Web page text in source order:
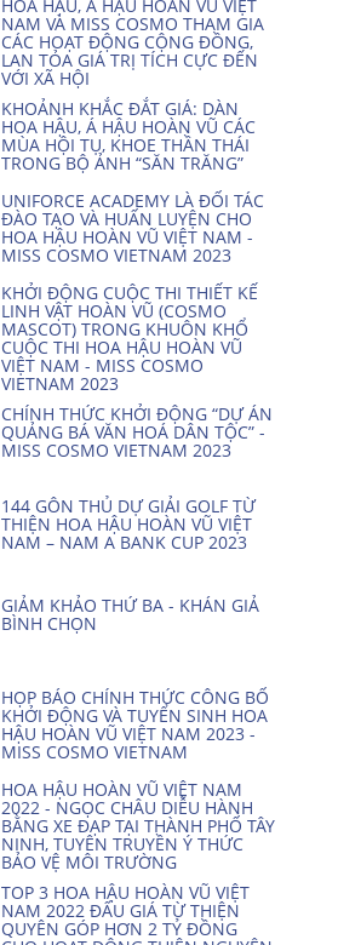
HOA HẬU, Á HẬU HOÀN VŨ VIỆT
NAM VÀ MISS COSMO THAM GIA
CÁC HOẠT ĐỘNG CỘNG ĐỒNG,
LAN TỎA GIÁ TRỊ TÍCH CỰC ĐẾN
VỚI XÃ HỘI
KHOẢNH KHẮC ĐẮT GIÁ: DÀN
HOA HẬU, Á HẬU HOÀN VŨ CÁC
MÙA HỘI TỤ, KHOE THẦN THÁI
TRONG BỘ ẢNH “SĂN TRĂNG”
UNIFORCE ACADEMY LÀ ĐỐI TÁC
ĐÀO TẠO VÀ HUẤN LUYỆN CHO
HOA HẬU HOÀN VŨ VIỆT NAM -
MISS COSMO VIETNAM 2023
KHỞI ĐỘNG CUỘC THI THIẾT KẾ
LINH VẬT HOÀN VŨ (COSMO
MASCOT) TRONG KHUÔN KHỔ
CUỘC THI HOA HẬU HOÀN VŨ
VIỆT NAM - MISS COSMO
VIETNAM 2023
CHÍNH THỨC KHỞI ĐỘNG “DỰ ÁN
QUẢNG BÁ VĂN HOÁ DÂN TỘC” -
MISS COSMO VIETNAM 2023
144 GÔN THỦ DỰ GIẢI GOLF TỪ
THIỆN HOA HẬU HOÀN VŨ VIỆT
NAM – NAM A BANK CUP 2023
GIẢM KHẢO THỨ BA - KHÁN GIẢ
BÌNH CHỌN
HỌP BÁO CHÍNH THỨC CÔNG BỐ
KHỞI ĐỘNG VÀ TUYỂN SINH HOA
HẬU HOÀN VŨ VIỆT NAM 2023 -
MISS COSMO VIETNAM
HOA HẬU HOÀN VŨ VIỆT NAM
2022 - NGỌC CHÂU DIỄU HÀNH
BẰNG XE ĐẠP TẠI THÀNH PHỐ TÂY
NINH, TUYÊN TRUYỀN Ý THỨC
BẢO VỆ MÔI TRƯỜNG
TOP 3 HOA HẬU HOÀN VŨ VIỆT
NAM 2022 ĐẤU GIÁ TỪ THIỆN
QUYÊN GÓP HƠN 2 TỶ ĐỒNG